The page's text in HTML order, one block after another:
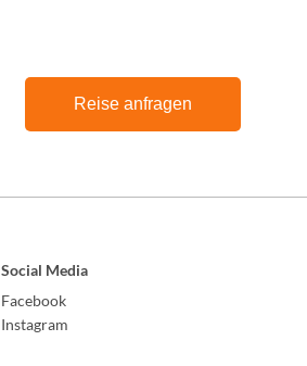
Reise anfragen
Social Media
Facebook
Instagram